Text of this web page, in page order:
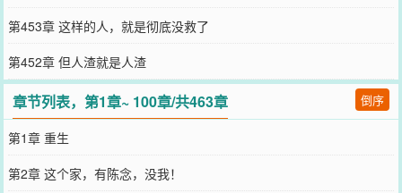
第453章 这样的人，就是彻底没救了
第452章 但人渣就是人渣
章节列表，第1章~ 100章/共463章 倒序
第1章 重生
第2章 这个家，有陈念，没我！